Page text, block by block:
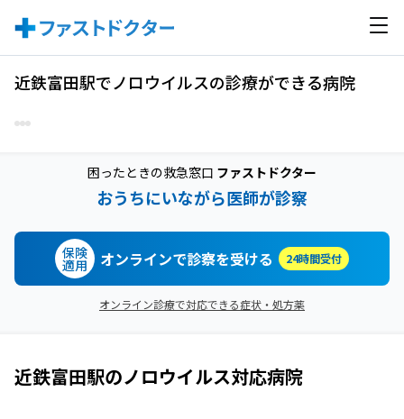
近鉄富田駅でノロウイルスの診療ができる病院
困ったときの救急窓口 ファストドクター
おうちにいながら医師が診察
保険
適用 オンラインで診察を受ける 24時間受付
オンライン診療で対応できる症状・処方薬
近鉄富田駅のノロウイルス対応病院